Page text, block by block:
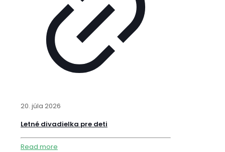
20. júla 2026
Letné divadielka pre deti
Read more